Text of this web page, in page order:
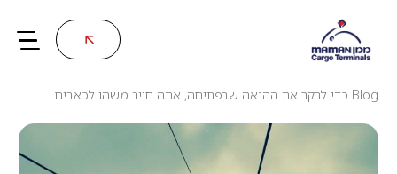
Blog כדי לבקר את ההנאה שבפתיחה, אתה חייב משהו לכאבים